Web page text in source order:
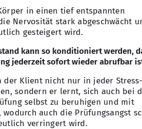
in einen tief entspannten
Nervosität stark abgeschwächt
gesteigert wird.
kann so konditioniert werden,
jederzeit sofort wieder abrufbar
der Klient nicht nur in jeder Stress-
sondern er lernt, sich auch bei
selbst zu beruhigen und mit
wodurch auch die Prüfungsangst
verringert wird.